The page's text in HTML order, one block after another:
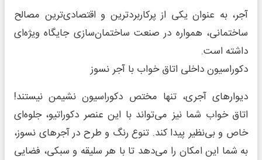
آجر، به عنوان یکی از پرکاربردترین و اقتصادی‌ترین مصالح
ساختمانی، همواره در صنعت ساختمان‌سازی جایگاه ویژه‌ای
داشته است.
دکوراسیون داخلی اتاق خواب با آجر نسوز
دیوارهای آجری، تنها مختص دکوراسیون نشیمن نیستند!
اتاق خواب شما نیز می‌تواند با این عنصر دکوراتیو، جلوه‌ای
خاص و بی‌نظیر پیدا کند. تنوع رنگ و طرح در آجرهای نسوز،
به شما این امکان را می‌دهد تا با هر سلیقه و سبکی، فضایی